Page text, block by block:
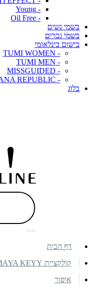
- Young
- Oil Free
בשמי נשים
בשמי גברים
בישום בינלאומי
- TUMI WOMEN
- TUMI MEN
- MISSGUIDED
- BANANA REPUBLIC
בלוג
דף הבית
קולקציית MAYA KEYY
איפור